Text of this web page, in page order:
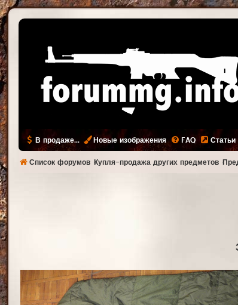
В продаже... Новые изображения FAQ Статьи
Список форумов Купля-продажа других предметов